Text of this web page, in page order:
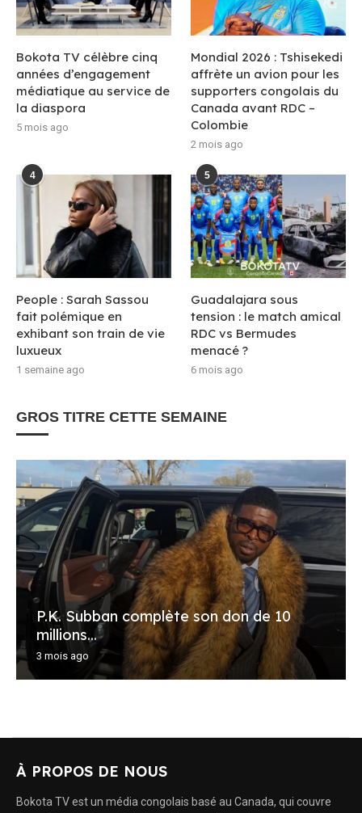
Bokota TV célèbre cinq
années d’engagement
médiatique au service de
la diaspora
5 mois ago
Mondial 2026 : Tshisekedi
affrète un avion pour les
supporters congolais du
Canada avant RDC –
Colombie
2 mois ago
4
People : Sarah Sassou
fait polémique en
exhibant son train de vie
luxueux
1 semaine ago
5
Guadalajara sous
tension : le match amical
RDC vs Bermudes
menacé ?
6 mois ago
GROS TITRE CETTE SEMAINE
P.K. Subban complète son don de 10
millions...
3 mois ago
À PROPOS DE NOUS
Bokota TV est un média congolais basé au Canada, qui couvre